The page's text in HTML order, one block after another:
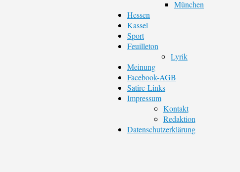
München
Hessen
Kassel
Sport
Feuilleton
Lyrik
Meinung
Facebook-AGB
Satire-Links
Impressum
Kontakt
Redaktion
Datenschutzerklärung